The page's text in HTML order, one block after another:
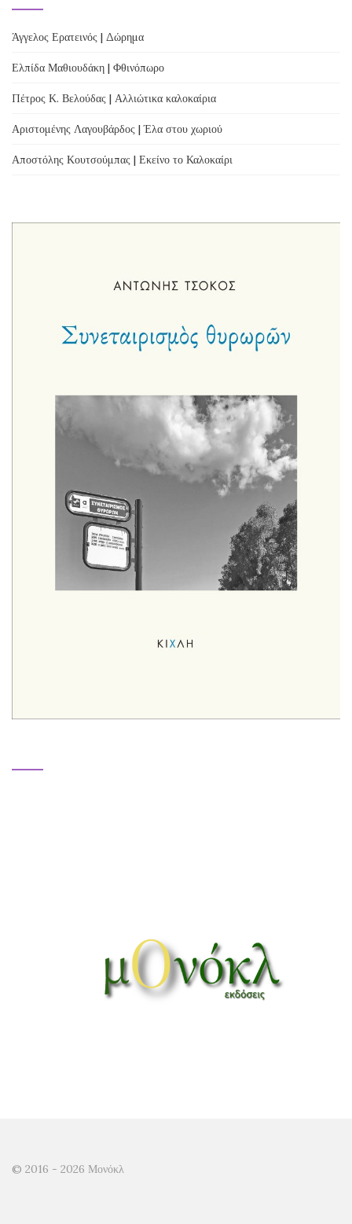
Άγγελος Ερατεινός | Δώρημα
Ελπίδα Μαθιουδάκη | Φθινόπωρο
Πέτρος Κ. Βελούδας | Αλλιώτικα καλοκαίρια
Αριστομένης Λαγουβάρδος | Έλα στου χωριού
Αποστόλης Κουτσούμπας | Εκείνο το Καλοκαίρι